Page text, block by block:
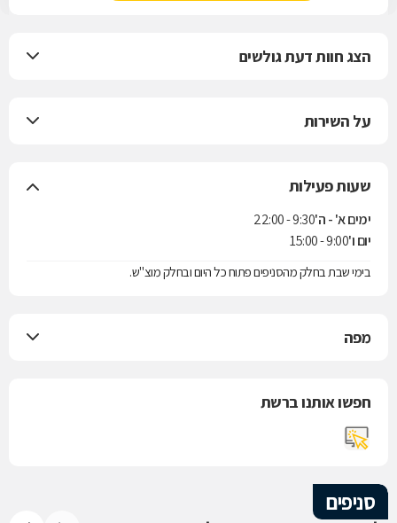
הצג חוות דעת גולשים
על השירות
שעות פעילות
ימים א' - ה'9:30 - 22:00
יום ו'9:00 - 15:00
בימי שבת בחלק מהסניפים פתוח כל היום ובחלק מוצ"ש.
מפה
חפשו אותנו ברשת
סניפים